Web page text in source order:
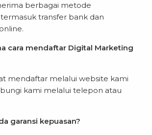
berbagai metode
transfer bank dan
cara mendaftar Digital Marketing
mendaftar melalui website kami
kami melalui telepon atau
garansi kepuasan?